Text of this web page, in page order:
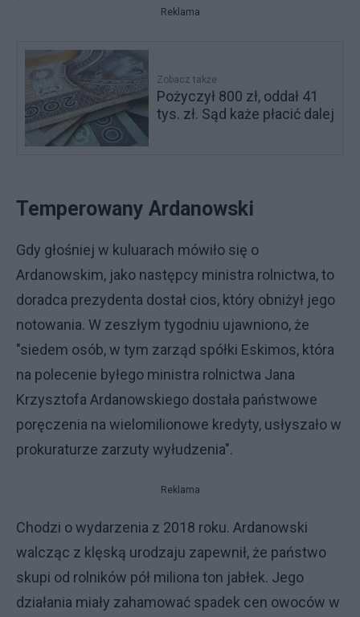
Reklama
Zobacz także
Pożyczył 800 zł, oddał 41
tys. zł. Sąd każe płacić dalej
Temperowany Ardanowski
Gdy głośniej w kuluarach mówiło się o
Ardanowskim, jako następcy ministra rolnictwa, to
doradca prezydenta dostał cios, który obniżył jego
notowania. W zeszłym tygodniu ujawniono, że
"siedem osób, w tym zarząd spółki Eskimos, która
na polecenie byłego ministra rolnictwa Jana
Krzysztofa Ardanowskiego dostała państwowe
poręczenia na wielomilionowe kredyty, usłyszało w
prokuraturze zarzuty wyłudzenia".
Reklama
Chodzi o wydarzenia z 2018 roku. Ardanowski
walcząc z klęską urodzaju zapewnił, że państwo
skupi od rolników pół miliona ton jabłek. Jego
działania miały zahamować spadek cen owoców w